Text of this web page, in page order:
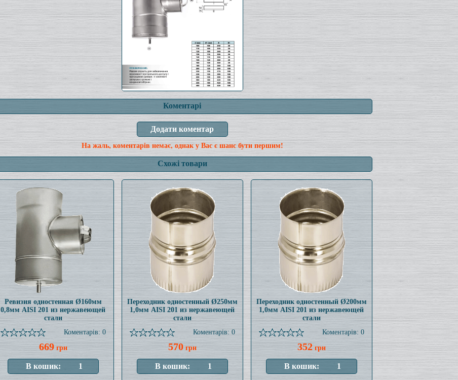
Коментарі
На жаль, коментарів немає, однак у Вас є шанс бути першим!
Схожі товари
Ревизия одностенная Ø160мм
0,8мм AISI 201 из нержавеющей
стали
Коментарів: 0
669грн
Переходник одностенный Ø250мм
1,0мм AISI 201 из нержавеющей
стали
Коментарів: 0
570грн
Переходник одностенный Ø200мм
1,0мм AISI 201 из нержавеющей
стали
Коментарів: 0
352грн